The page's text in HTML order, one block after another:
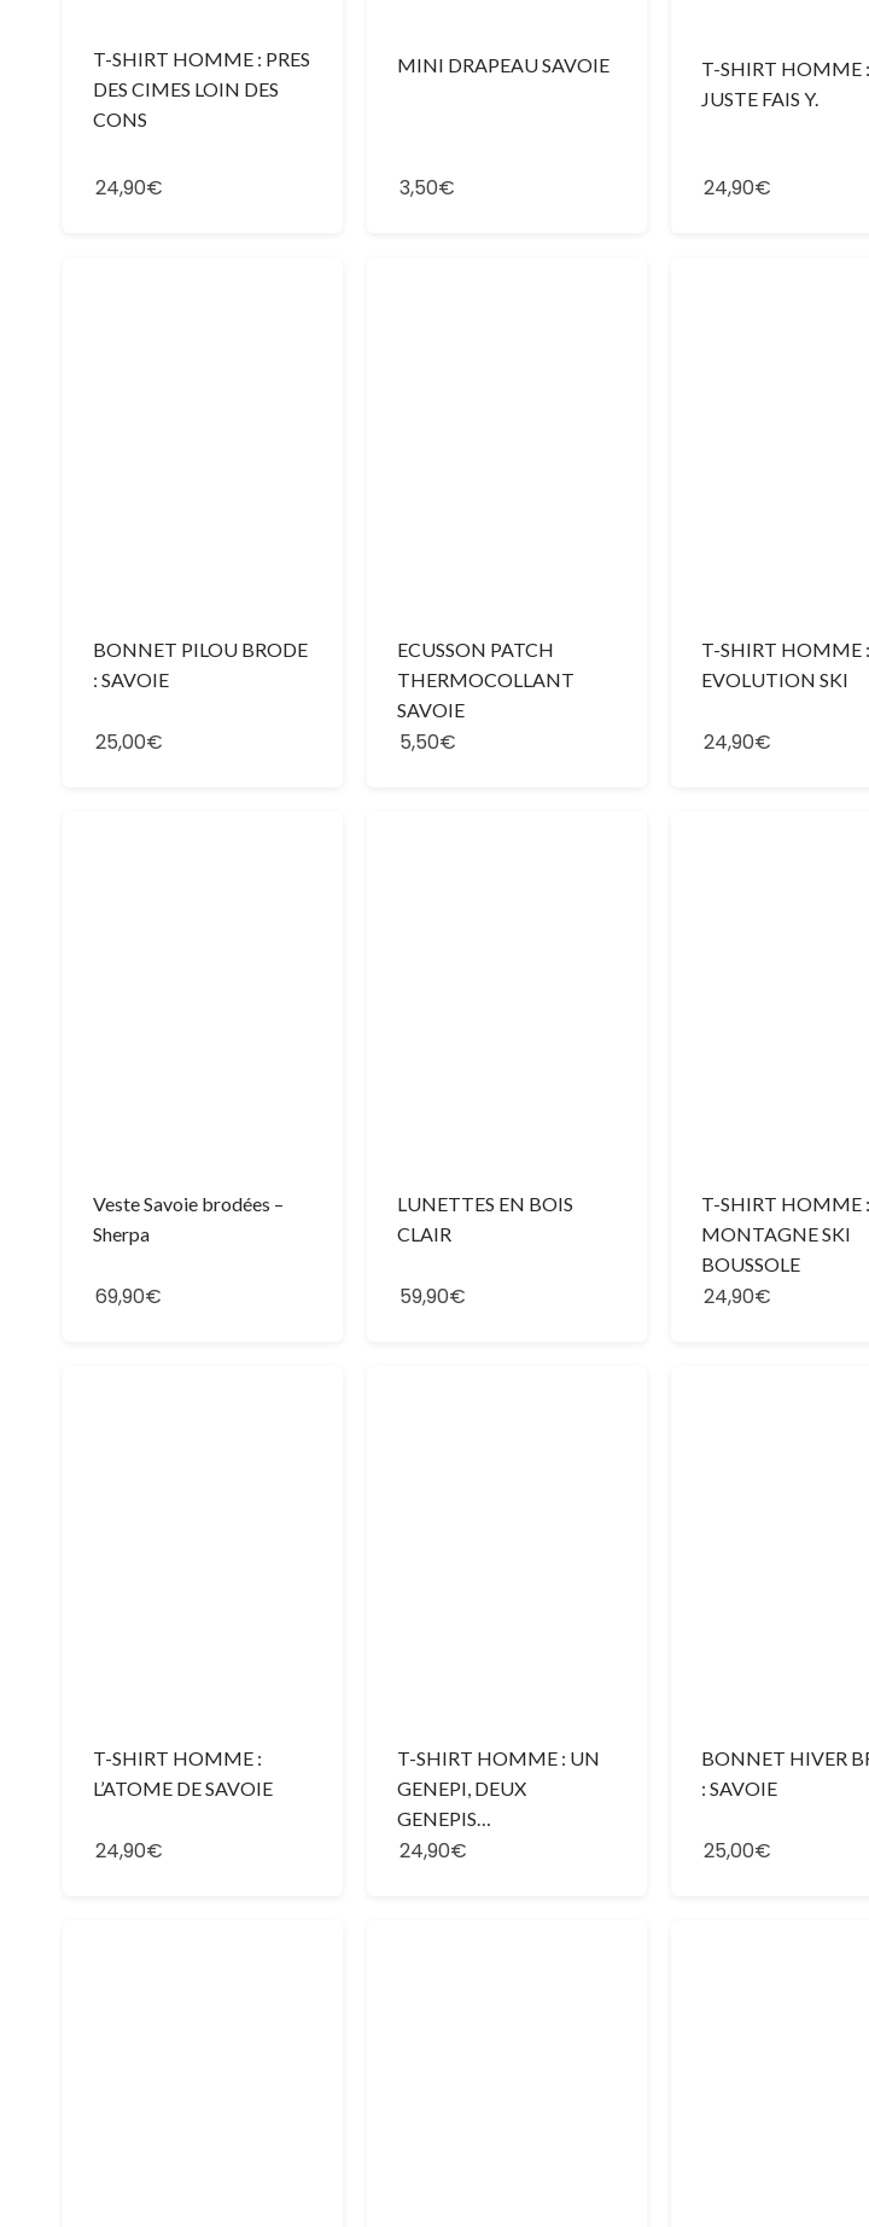
T-SHIRT HOMME : PRES
DES CIMES LOIN DES
CONS
24,90€
MINI DRAPEAU SAVOIE
3,50€
T-SHIRT HOMME :
JUSTE FAIS Y.
24,90€
BONNET PILOU BRODE
: SAVOIE
25,00€
ECUSSON PATCH
THERMOCOLLANT
SAVOIE
5,50€
T-SHIRT HOMME :
EVOLUTION SKI
24,90€
Veste Savoie brodées –
Sherpa
69,90€
LUNETTES EN BOIS
CLAIR
59,90€
T-SHIRT HOMME :
MONTAGNE SKI
BOUSSOLE
24,90€
T-SHIRT HOMME :
L’ATOME DE SAVOIE
24,90€
T-SHIRT HOMME : UN
GENEPI, DEUX
GENEPIS…
24,90€
BONNET HIVER
: SAVOIE
25,00€